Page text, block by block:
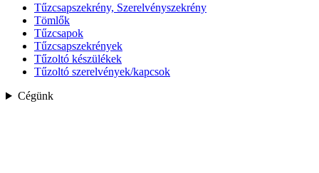
Tűzcsapszekrény, Szerelvényszekrény
Tömlők
Tűzcsapok
Tűzcsapszekrények
Tűzoltó készülékek
Tűzoltó szerelvények/kapcsok
Cégünk